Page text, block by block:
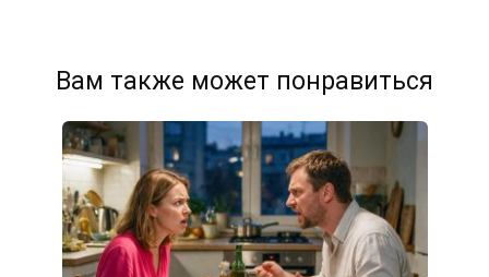
Вам также может понравиться